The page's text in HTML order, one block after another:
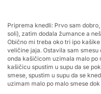
Priprema knedli: Prvo sam
soli), zatim dodala žumance a
Obično mi treba oko tri ipo
veličine jaja. Ostavila sam
onda kašičicom uzimala malo po
kašičicu spustim u supu da se
smese, spustim u supu da se
uzimam malo po malo smese